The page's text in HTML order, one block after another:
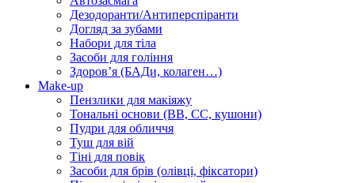
Дезодоранти/Антиперспіранти
Догляд за зубами
Набори для тіла
Засоби для гоління
Здоровʼя (БАДи, колаген…)
Make-up
Пензлики для макіяжу
Тональні основи (BB, CC, кушони)
Пудри для обличчя
Туш для вій
Тіні для повік
Засоби для брів (олівці, фіксатори)